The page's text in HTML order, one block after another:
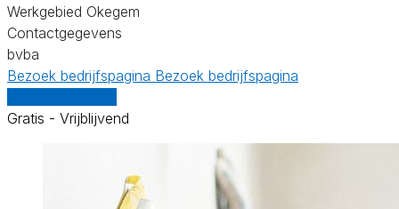
Werkgebied Okegem
Contactgegevens
bvba
Bezoek bedrijfspagina Bezoek bedrijfspagina
Gratis - Vrijblijvend